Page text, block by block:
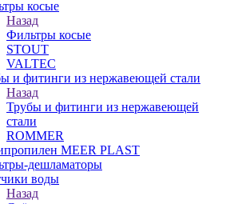
косые
Назад
Фильтры косые
STOUT
VALTEC
и фитинги из нержавеющей стали
Назад
Трубы и фитинги из нержавеющей
стали
ROMMER
MEER PLAST
дешламаторы
воды
Назад